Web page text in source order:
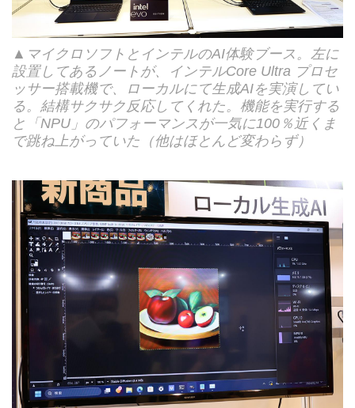
▲マイクロソフトとインテルのAI体験ブース。左に
設置してあるノートが、インテルCore Ultra プロセ
ッサー搭載機で、ローカルにて生成AIを実演してい
る。結構サクサク反応してくれた。機能を実行する
と「NPU」のパフォーマンスが一気に100％近くま
で跳ね上がっていた（他はほとんど変わらず）